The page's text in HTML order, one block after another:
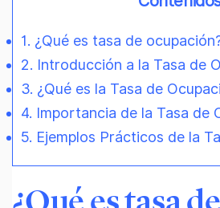
1. ¿Qué es tasa de
2. Introducción a la Tasa de
3. ¿Qué es la Tasa de
4. Importancia de la Tasa de
5. Ejemplos Prácticos de la